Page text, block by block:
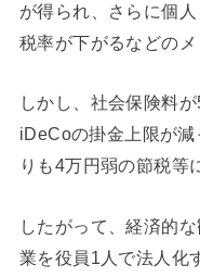
が得られ、さらに個
税率が下がるなどのメ
しかし、社会保険料
iDeCoの掛金上限が
りも4万円弱の節税等
したがって、経済的
業を役員1人で法人化